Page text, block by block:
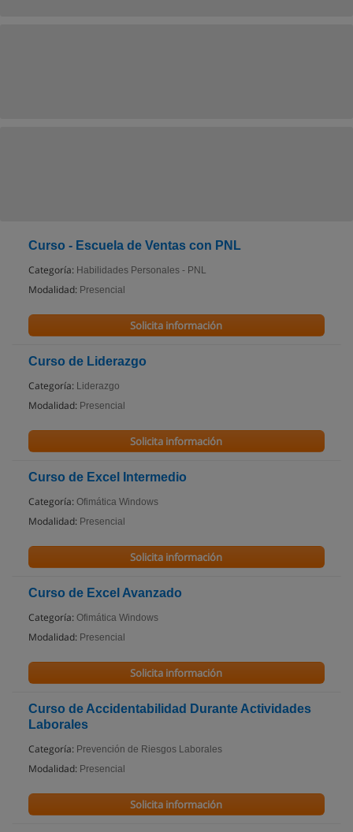
Curso - Escuela de Ventas con PNL
Categoría: Habilidades Personales - PNL
Modalidad: Presencial
Solicita información
Curso de Liderazgo
Categoría: Liderazgo
Modalidad: Presencial
Solicita información
Curso de Excel Intermedio
Categoría: Ofimática Windows
Modalidad: Presencial
Solicita información
Curso de Excel Avanzado
Categoría: Ofimática Windows
Modalidad: Presencial
Solicita información
Curso de Accidentabilidad Durante Actividades
Laborales
Categoría: Prevención de Riesgos Laborales
Modalidad: Presencial
Solicita información